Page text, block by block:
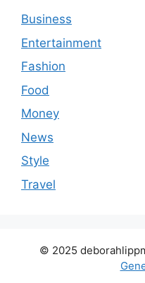
Business
Entertainment
Fashion
Food
Money
News
Style
Travel
© 2025